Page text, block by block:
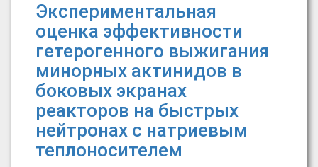
Экспериментальная
оценка эффективности
гетерогенного выжигания
минорных актинидов в
боковых экранах
реакторов на быстрых
нейтронах с натриевым
теплоносителем